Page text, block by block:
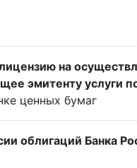
на
эмитенту услуги
ценных бумаг
облигаций Банка